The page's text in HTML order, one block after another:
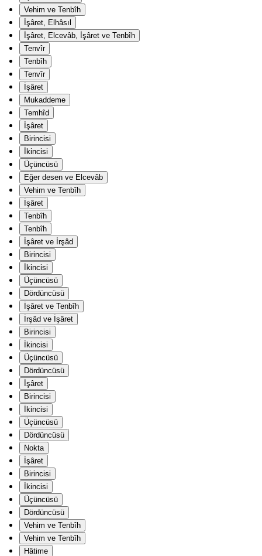
Vehim ve Tenbîh
İşâret, Elhâsıl
İşâret, Elcevâb, İşâret ve Tenbîh
Tenvîr
Tenbîh
Tenvîr
İşâret
Mukaddeme
Temhîd
İşâret
Birincisi
İkincisi
Üçüncüsü
Eğer desen ve Elcevâb
Vehim ve Tenbîh
İşâret
Tenbîh
Tenbîh
İşâret ve İrşâd
Birincisi
İkincisi
Üçüncüsü
Dördüncüsü
İşâret ve Tenbîh
İrşâd ve İşâret
Birincisi
İkincisi
Üçüncüsü
Dördüncüsü
İşâret
Birincisi
İkincisi
Üçüncüsü
Dördüncüsü
Nokta
İşâret
Birincisi
İkincisi
Üçüncüsü
Dördüncüsü
Vehim ve Tenbîh
Vehim ve Tenbîh
Hâtime